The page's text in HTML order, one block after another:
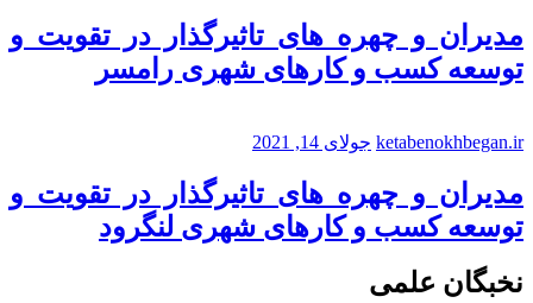
مدیران و چهره های تاثیرگذار در تقویت و
توسعه کسب و کارهای شهری رامسر
ketabenokhbegan.ir جولای 14, 2021
مدیران و چهره های تاثیرگذار در تقویت و
توسعه کسب و کارهای شهری لنگرود
نخبگان علمی